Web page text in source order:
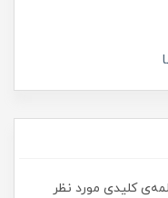
کلیدی مورد نظر